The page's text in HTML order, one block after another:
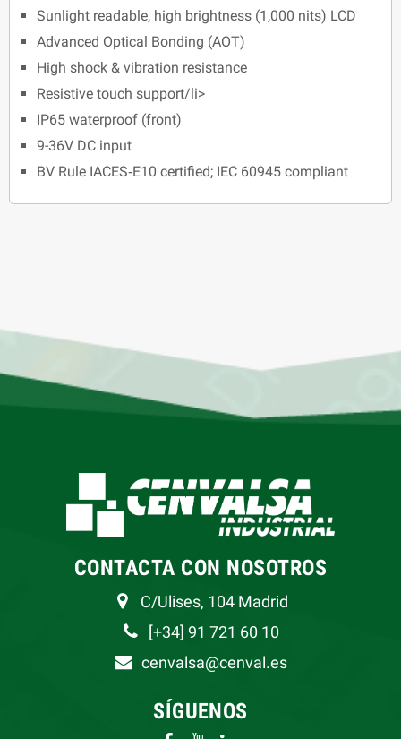
Sunlight readable, high brightness (1,000 nits) LCD
Advanced Optical Bonding (AOT)
High shock & vibration resistance
Resistive touch support/li>
IP65 waterproof (front)
9-36V DC input
BV Rule IACES‐E10 certified; IEC 60945 compliant
CONTACTA CON NOSOTROS
C/Ulises, 104 Madrid
[+34] 91 721 60 10
cenvalsa@cenval.es
SÍGUENOS